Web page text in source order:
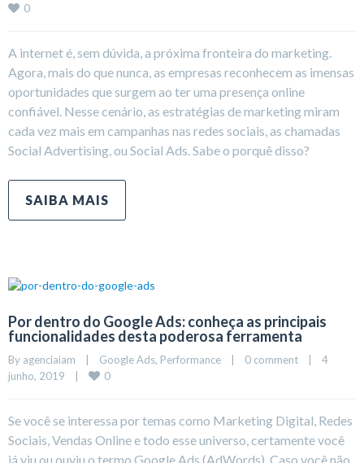
0
A internet é, sem dúvida, a próxima fronteira do marketing.
Agora, mais do que nunca, as empresas reconhecem as imensas
oportunidades que surgem ao ter uma presença online
confiável. Nesse cenário, as estratégias de marketing miram
cada vez mais em campanhas nas redes sociais, as chamadas
Social Advertising, ou Social Ads. Sabe o porquê disso?
SAIBA MAIS
Por dentro do Google Ads: conheça as principais
funcionalidades desta poderosa ferramenta
By agenciaiam Google Ads, Performance 0 comment
4
junho, 2019
0
Se você se interessa por temas como Marketing Digital, Redes
Sociais, Vendas Online e todo esse universo, certamente você
já viu ou ouviu o termo Google Ads (AdWords). Caso você não